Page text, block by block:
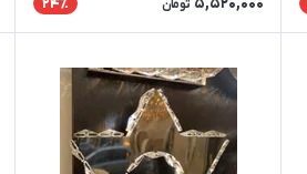
تومان 24٪